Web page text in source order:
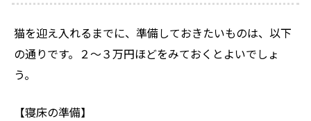
猫を迎え入れるまでに、準備しておきたいものは、以下
の通りです。２～３万円ほどをみておくとよいでしょ
う。
【寝床の準備】